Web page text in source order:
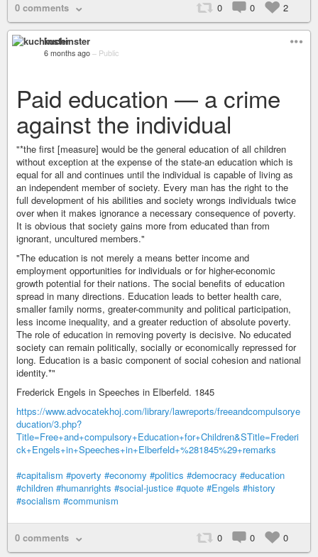
0 comments 0 0 2
kuchinster
6 months ago – Public
Paid education — a crime
against the individual
"*the first [measure] would be the general education of all children
without exception at the expense of the state-an education which is
equal for all and continues until the individual is capable of living as
an independent member of society. Every man has the right to the
full development of his abilities and society wrongs individuals twice
over when it makes ignorance a necessary consequence of poverty.
It is obvious that society gains more from educated than from
ignorant, uncultured members."
"The education is not merely a means better income and
employment opportunities for individuals or for higher-economic
growth potential for their nations. The social benefits of education
spread in many directions. Education leads to better health care,
smaller family norms, greater-community and political participation,
less income inequality, and a greater reduction of absolute poverty.
The role of education in removing poverty is decisive. No educated
society can remain politically, socially or economically repressed for
long. Education is a basic component of social cohesion and national
identity.*"
Frederick Engels in Speeches in Elberfeld. 1845
https://www.advocatekhoj.com/library/lawreports/freeandcompulsorye
ducation/3.php?
Title=Free+and+compulsory+Education+for+Children&STitle=Frederi
ck+Engels+in+Speeches+in+Elberfeld+%281845%29+remarks
#capitalism #poverty #economy #politics #democracy #education
#children #humanrights #social-justice #quote #Engels #history
#socialism #communism
0 comments 0 0 0